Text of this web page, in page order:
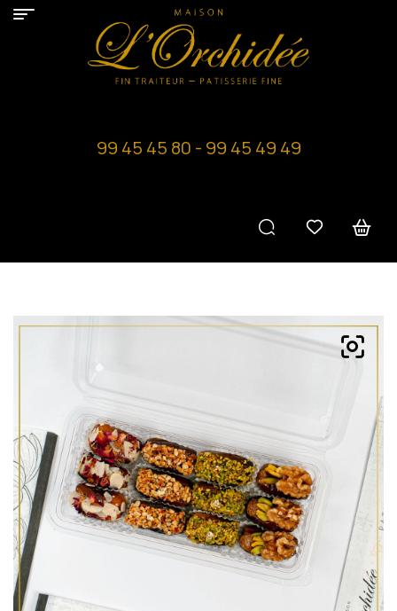
99 45 45 80 - 99 45 49 49